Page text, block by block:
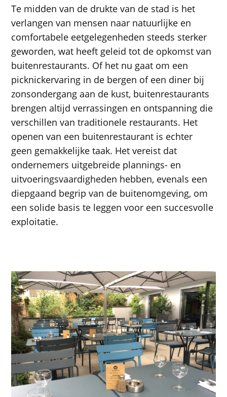
Te midden van de drukte van de stad is het
verlangen van mensen naar natuurlijke en
comfortabele eetgelegenheden steeds sterker
geworden, wat heeft geleid tot de opkomst van
buitenrestaurants. Of het nu gaat om een ​​
picknickervaring in de bergen of een diner bij
zonsondergang aan de kust, buitenrestaurants
brengen altijd verrassingen en ontspanning die
verschillen van traditionele restaurants. Het
openen van een buitenrestaurant is echter
geen gemakkelijke taak. Het vereist dat
ondernemers uitgebreide plannings- en
uitvoeringsvaardigheden hebben, evenals een
diepgaand begrip van de buitenomgeving, om
een ​​solide basis te leggen voor een succesvolle
exploitatie.